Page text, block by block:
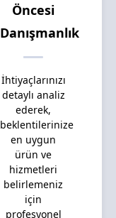
Öncesi
Danışmanlık
İhtiyaçlarınızı
detaylı analiz
ederek,
beklentilerinize
en uygun
ürün ve
hizmetleri
belirlemeniz
için
profesyonel